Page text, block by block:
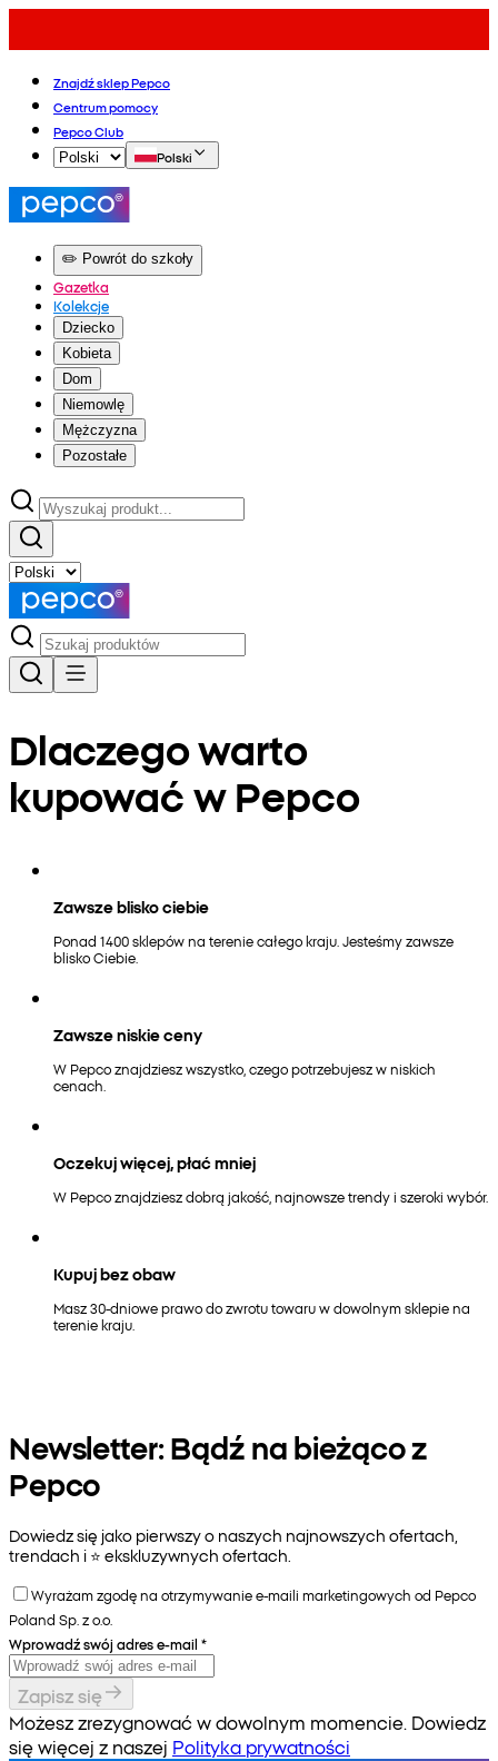
Znajdź sklep Pepco
Centrum pomocy
Pepco Club
Polski
✏️ Powrót do szkoły
Gazetka
Kolekcje
Dziecko
Kobieta
Dom
Niemowlę
Mężczyzna
Pozostałe
Dlaczego warto
kupować w Pepco
Zawsze blisko ciebie
Ponad 1400 sklepów na terenie całego kraju. Jesteśmy zawsze
blisko Ciebie.
Zawsze niskie ceny
W Pepco znajdziesz wszystko, czego potrzebujesz w niskich
cenach.
Oczekuj więcej, płać mniej
W Pepco znajdziesz dobrą jakość, najnowsze trendy i szeroki wybór.
Kupuj bez obaw
Masz 30-dniowe prawo do zwrotu towaru w dowolnym sklepie na
terenie kraju.
Newsletter: Bądź na bieżąco z
Pepco
Dowiedz się jako pierwszy o naszych najnowszych ofertach,
trendach i ⭐️ ekskluzywnych ofertach.
Wyrażam zgodę na otrzymywanie e-maili marketingowych od Pepco
Poland Sp. z o.o.
Wprowadź swój adres e-mail *
Zapisz się
Możesz zrezygnować w dowolnym momencie. Dowiedz
się więcej z naszej Polityka prywatności